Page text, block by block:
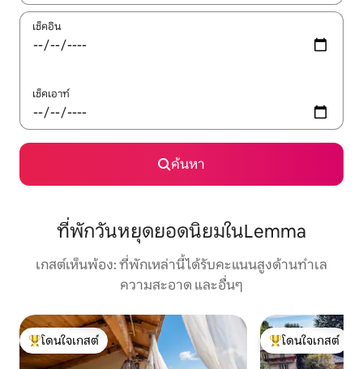
เช็คอิน
เช็คเอาท์
ค้นหา
ที่พักวันหยุดยอดนิยมในLemma
เกสต์เห็นพ้อง: ที่พักเหล่านี้ได้รับคะแนนสูงด้านทำเล
ความสะอาด และอื่นๆ
โดนใจเกสต์ที่สุด
โดนใจเกสต์
โดนใจเกสต์ที่สุด
โดนใจเกสต์